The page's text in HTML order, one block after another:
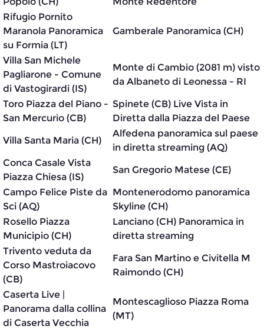
Rifugio Pornito
Maranola Panoramica
su Formia (LT)
Gamberale Panoramica (CH)
Villa San Michele
Pagliarone - Comune
di Vastogirardi (IS)
Monte di Cambio (2081 m) visto
da Albaneto di Leonessa - RI
Toro Piazza del Piano -
San Mercurio (CB)
Spinete (CB) Live Vista in
Diretta dalla Piazza del Paese
Villa Santa Maria (CH)
Alfedena panoramica sul paese
in diretta streaming (AQ)
Conca Casale Vista
Piazza Chiesa (IS)
San Gregorio Matese (CE)
Campo Felice Piste da
Sci (AQ)
Montenerodomo panoramica
Skyline (CH)
Rosello Piazza
Municipio (CH)
Lanciano (CH) Panoramica in
diretta streaming
Trivento veduta da
Corso Mastroiacovo
(CB)
Fara San Martino e Civitella M
Raimondo (CH)
Caserta Live |
Panorama dalla collina
di Caserta Vecchia
Montescaglioso Piazza Roma
(MT)